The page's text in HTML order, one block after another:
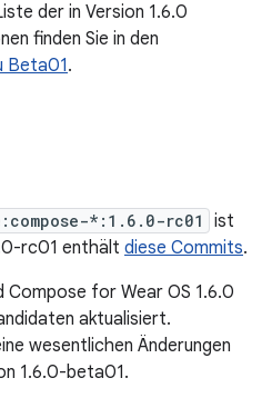
der in Version 1.6.0
finden Sie in den
Beta01.
*:1.6.0-rc01
ist
rc01 enthält diese Commits.
Compose for Wear OS 1.6.0
aktualisiert.
wesentlichen Änderungen
1.6.0-beta01.